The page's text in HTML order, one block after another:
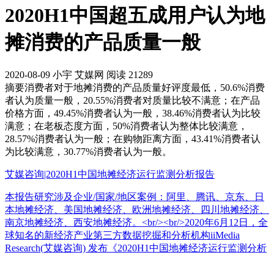
2020H1中国超五成用户认为地
摊消费的产品质量一般
2020-08-09 小宇 艾媒网 阅读 21289
摘要消费者对于地摊消费的产品质量好评度最低，50.6%消费
者认为质量一般，20.55%消费者对质量比较不满意；在产品
价格方面，49.45%消费者认为一般，38.46%消费者认为比较
满意；在老板态度方面，50%消费者认为整体比较满意，
28.57%消费者认为一般；在购物距离方面，43.41%消费者认
为比较满意，30.77%消费者认为一般。
艾媒咨询|2020H1中国地摊经济运行监测分析报告
本报告研究涉及企业/国家/地区案例：阿里、腾讯、京东、日
本地摊经济、美国地摊经济、欧洲地摊经济、四川地摊经济、
南京地摊经济、西安地摊经济。<br/><br/>2020年6月12日，全
球知名的新经济产业第三方数据挖掘和分析机构iiMedia
Research(艾媒咨询) 发布《2020H1中国地摊经济运行监测分析